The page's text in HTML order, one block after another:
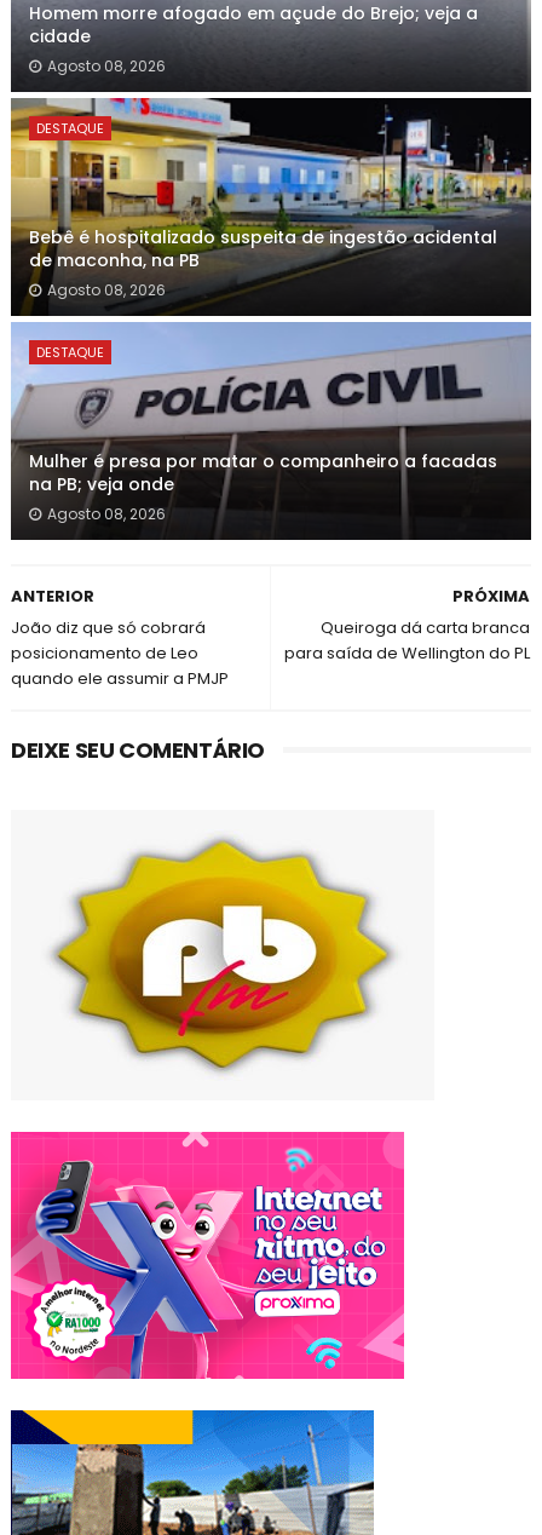
Homem morre afogado em açude do Brejo; veja a
cidade
Agosto 08, 2026
DESTAQUE
Bebê é hospitalizado suspeita de ingestão acidental
de maconha, na PB
Agosto 08, 2026
DESTAQUE
Mulher é presa por matar o companheiro a facadas
na PB; veja onde
Agosto 08, 2026
PRÓXIMA
Queiroga dá carta branca
para saída de Wellington do PL
ANTERIOR
João diz que só cobrará
posicionamento de Leo
quando ele assumir a PMJP
DEIXE SEU COMENTÁRIO